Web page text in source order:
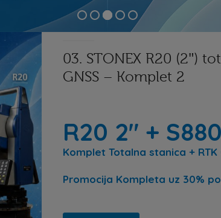
03. STONEX R20 (2″)
GNSS – Komplet 2
R20 2″ + S880
Komplet Totalna stanica + RTK
Promocija Kompleta uz 30%